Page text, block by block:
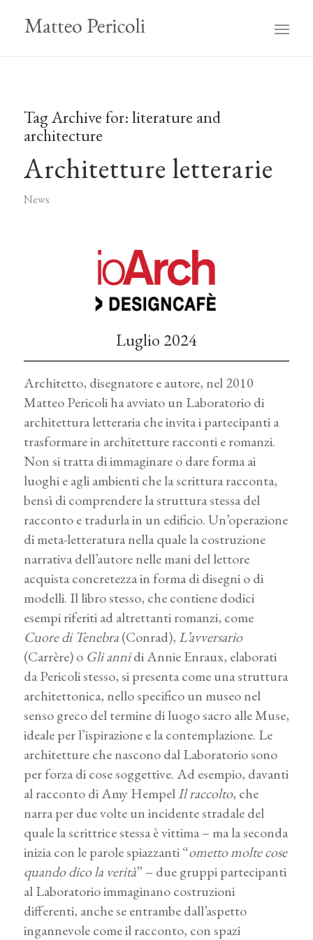
Tag Archive for:literature and
architecture
Architetture letterarie
News
Luglio 2024
Architetto, disegnatore e autore, nel 2010
Matteo Pericoli ha avviato un Laboratorio di
architettura letteraria che invita i partecipanti a
trasformare in architetture racconti e romanzi.
Non si tratta di immaginare o dare forma ai
luoghi e agli ambienti che la scrittura racconta,
bensì di comprendere la struttura stessa del
racconto e tradurla in un edificio. Un’operazione
di meta-letteratura nella quale la costruzione
narrativa dell’autore nelle mani del lettore
acquista concretezza in forma di disegni o di
modelli. Il libro stesso, che contiene dodici
esempi riferiti ad altrettanti romanzi, come
Cuore di Tenebra(Conrad), L’avversario
(Carrère) o Gli annidi Annie Enraux, elaborati
da Pericoli stesso, si presenta come una struttura
architettonica, nello specifico un museo nel
senso greco del termine di luogo sacro alle Muse,
ideale per l’ispirazione e la contemplazione. Le
architetture che nascono dal Laboratorio sono
per forza di cose soggettive. Ad esempio, davanti
al racconto di Amy HempelIl raccolto, che
narra per due volte un incidente stradale del
quale la scrittrice stessa è vittima – ma la seconda
inizia con le parole spiazzanti “ometto molte cose
quando dico la verità” – due gruppi partecipanti
al Laboratorio immaginano costruzioni
differenti, anche se entrambe dall’aspetto
ingannevole come il racconto, con spazi